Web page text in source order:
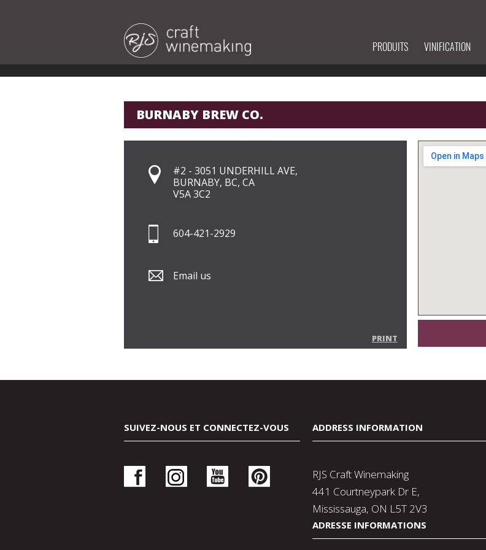
PRODUITS VINIFICATION
BURNABY BREW CO.
#2 - 3051 UNDERHILL AVE,
BURNABY, BC, CA
V5A 3C2
604-421-2929
Email us
PRINT
SUIVEZ-NOUS ET CONNECTEZ-VOUS ADDRESS INFORMATION
RJS Craft Winemaking
441 Courtneypark Dr E,
Mississauga, ON L5T 2V3
ADRESSE INFORMATIONS